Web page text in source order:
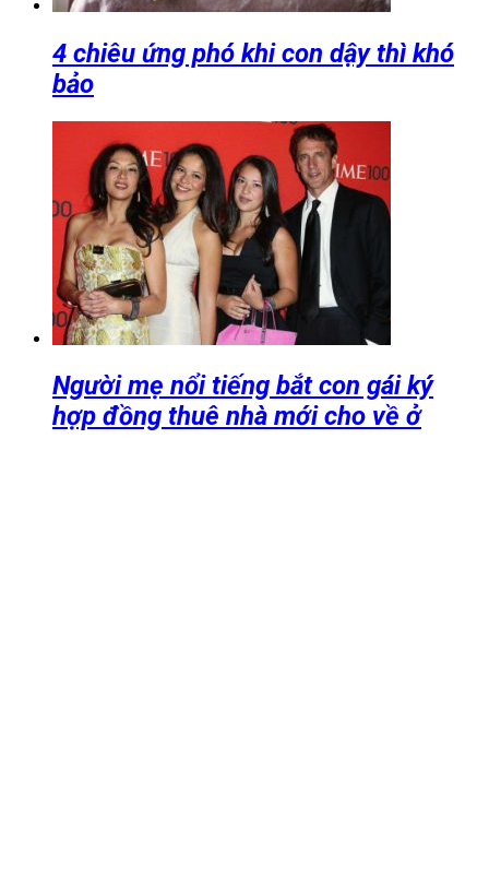
4 chiêu ứng phó khi con dậy thì khó
bảo
Người mẹ nổi tiếng bắt con gái ký
hợp đồng thuê nhà mới cho về ở